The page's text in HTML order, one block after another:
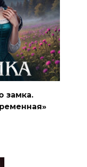
замка.